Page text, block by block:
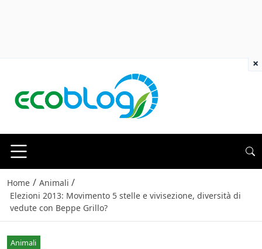
Home / Animali /
Elezioni 2013: Movimento 5 stelle e vivisezione, diversità di
vedute con Beppe Grillo?
Animali
×